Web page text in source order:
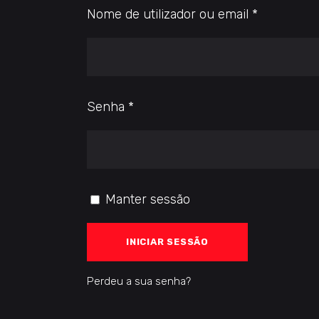
Nome de utilizador ou email *
Senha *
Manter sessão
INICIAR SESSÃO
Perdeu a sua senha?